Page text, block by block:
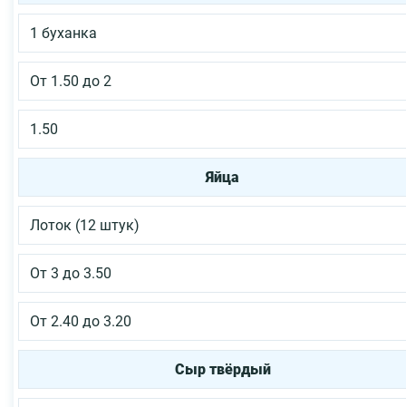
1 буханка
От 1.50 до 2
1.50
Яйца
Лоток (12 штук)
От 3 до 3.50
От 2.40 до 3.20
Сыр твёрдый